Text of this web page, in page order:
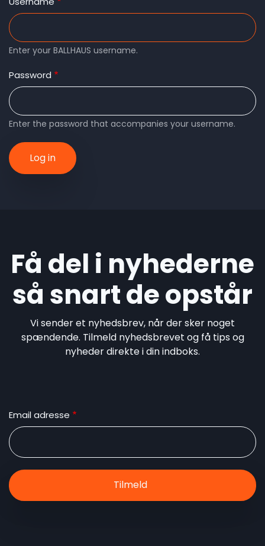
Enter your BALLHAUS username.
Password
Enter the password that accompanies your username.
Få del i nyhederne
så snart de opstår
Vi sender et nyhedsbrev, når der sker noget
spændende. Tilmeld nyhedsbrevet og få tips og
nyheder direkte i din indboks.
Email adresse